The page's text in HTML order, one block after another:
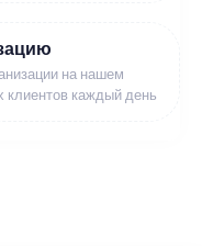
на нашем
клиентов каждый день